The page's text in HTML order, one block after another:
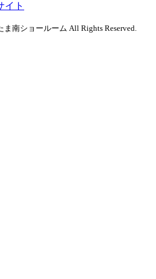
イト
南ショールーム All Rights Reserved.